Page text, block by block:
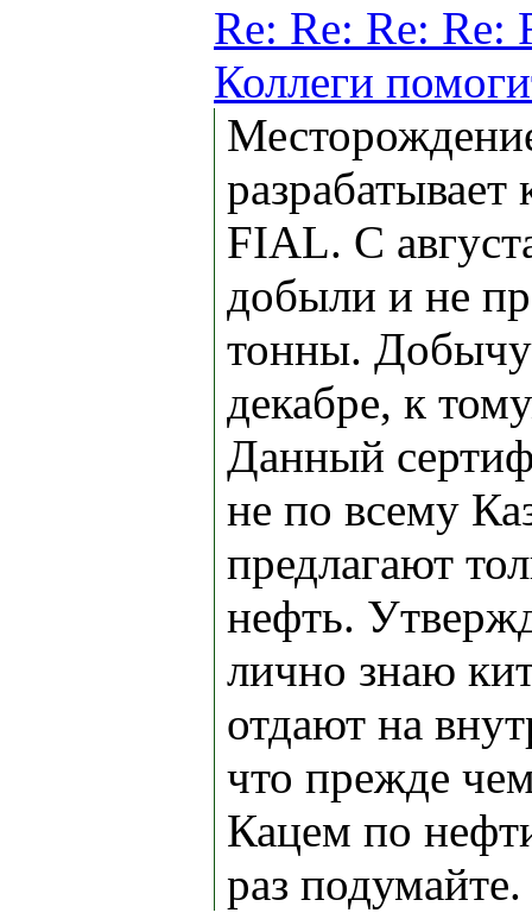
Re: Re: Re: Re:
Коллеги
разрабатывает
FIAL. С
добыли и не
тонны. Добычу
декабре, к
Данный
не по всему
предлагают
нефть.
лично знаю
отдают на
что прежде
Кацем по
раз подумайте.